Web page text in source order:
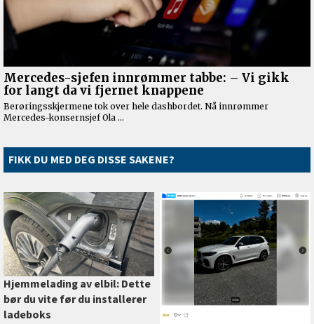
FIKK DU MED DEG DISSE SAKENE?
Hjemmelading av elbil: Dette
bør du vite før du installerer
ladeboks